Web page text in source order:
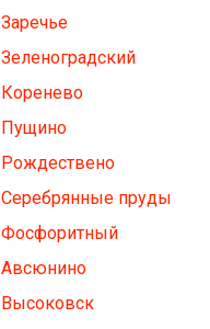
Заречье
Зеленоградский
Коренево
Пущино
Рождествено
Серебрянные пруды
Фосфоритный
Авсюнино
Высоковск